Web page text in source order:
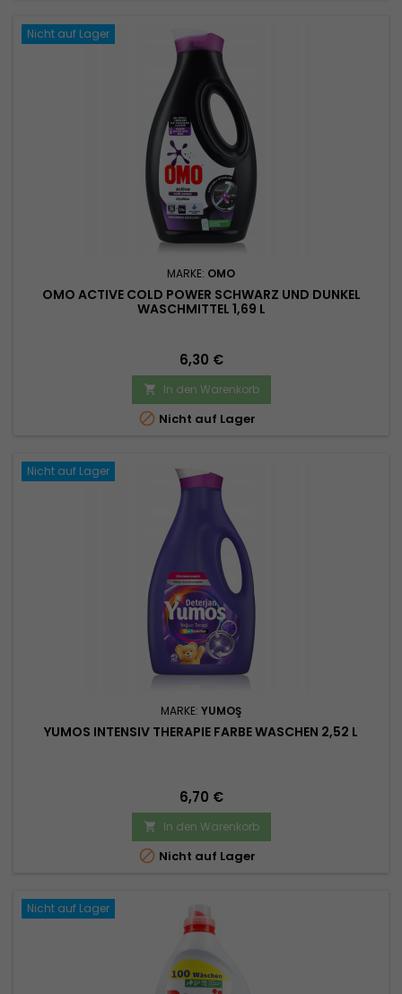
Nicht auf Lager
MARKE: OMO
OMO ACTIVE COLD POWER SCHWARZ UND DUNKEL
WASCHMITTEL 1,69 L
Preis
6,30 €
 In den Warenkorb
 Nicht auf Lager
Nicht auf Lager
MARKE: YUMOŞ
YUMOS INTENSIV THERAPIE FARBE WASCHEN 2,52 L
Preis
6,70 €
 In den Warenkorb
 Nicht auf Lager
Nicht auf Lager